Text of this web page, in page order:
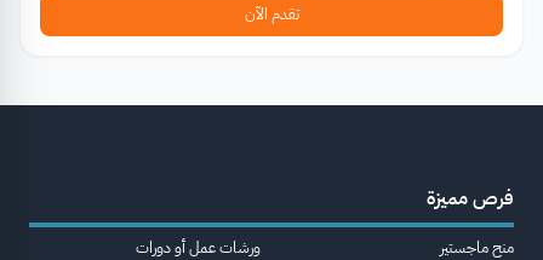
تقدم الآن
فرص مميزة
منح ماجستير
ورشات عمل أو دورات